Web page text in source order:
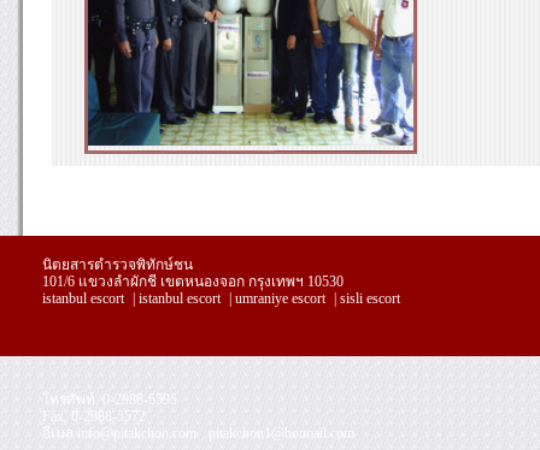
นิตยสารตำรวจพิทักษ์ชน
101/6 แขวงลำผักชี เขตหนองจอก กรุงเทพฯ 10530
istanbul escort
istanbul escort umraniye escort sisli escort
replica
handbags
โทรศัพท์. 0-2988-5595
Fax. 0-2988-5572
อีเมล info@pitakchon.com , pitakchon1@hotmail.com